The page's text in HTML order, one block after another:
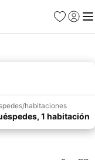
Favoritos
Iniciar
habitaciones
1 habitación